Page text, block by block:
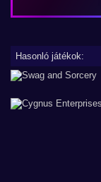
Hasonló játékok: